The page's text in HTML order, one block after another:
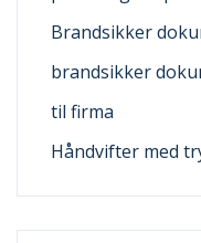
Brandsikker
brandsikker
til firma
Håndvifter med